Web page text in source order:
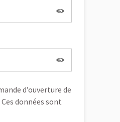
d’ouverture de
données sont